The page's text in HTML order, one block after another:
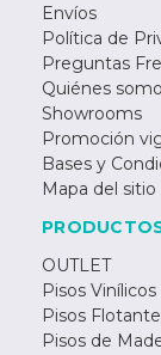
Envíos
Política de
Preguntas
Quiénes
Showrooms
Promoción
Bases y
Mapa del sitio
OUTLET
Pisos Vinílicos
Pisos
Pisos de